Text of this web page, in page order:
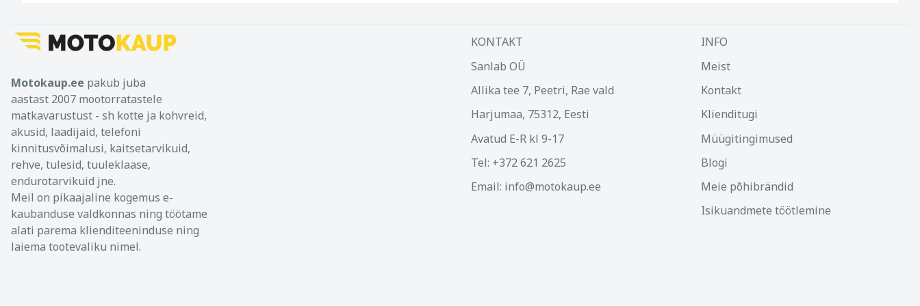
Motokaup.ee pakub juba
aastast 2007 mootorratastele
matkavarustust - sh kotte ja kohvreid,
akusid, laadijaid, telefoni
kinnitusvõimalusi, kaitsetarvikuid,
rehve, tulesid, tuuleklaase,
endurotarvikuid jne.
Meil on pikaajaline kogemus e-
kaubanduse valdkonnas ning töötame
alati parema klienditeeninduse ning
laiema tootevaliku nimel.
KONTAKT
Sanlab OÜ
Allika tee 7, Peetri, Rae vald
Harjumaa, 75312, Eesti
Avatud E-R kl 9-17
Tel: +372 621 2625
Email: info@motokaup.ee
INFO
Meist
Kontakt
Klienditugi
Müügitingimused
Blogi
Meie põhibrändid
Isikuandmete töötlemine